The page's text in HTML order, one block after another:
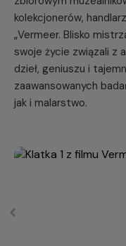
kolekcjonerów,
„Vermeer. Blisko
swoje życie związali z
dzieł, geniuszu i
zaawansowanych
jak i malarstwo.